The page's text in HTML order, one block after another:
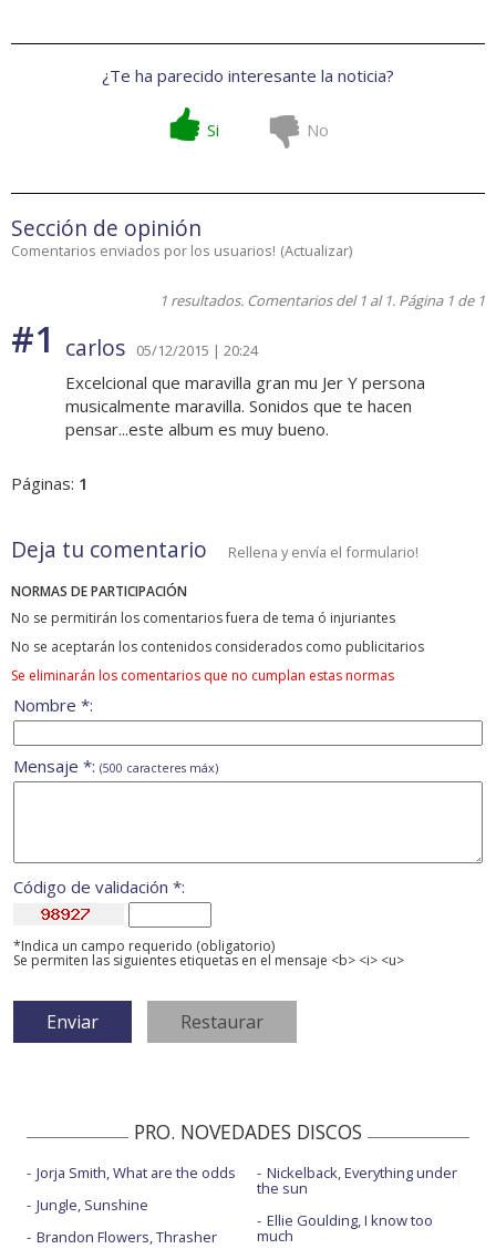
¿Te ha parecido interesante la noticia?
Si No
Sección de opinión
Comentarios enviados por los usuarios! (Actualizar)
1 resultados. Comentarios del 1 al 1. Página 1 de 1
#1 carlos 05/12/2015 | 20:24
Excelcional que maravilla gran mu Jer Y persona
musicalmente maravilla. Sonidos que te hacen
pensar...este album es muy bueno.
Páginas: 1
Deja tu comentario Rellena y envía el formulario!
NORMAS DE PARTICIPACIÓN
No se permitirán los comentarios fuera de tema ó injuriantes
No se aceptarán los contenidos considerados como publicitarios
Se eliminarán los comentarios que no cumplan estas normas
Nombre *:
Mensaje *: (500 caracteres máx)
Código de validación *:
*Indica un campo requerido (obligatorio)
Se permiten las siguientes etiquetas en el mensaje <b> <i> <u>
PRO. NOVEDADES DISCOS
Jorja Smith, What are the odds
Jungle, Sunshine
Brandon Flowers, Thrasher
Nickelback, Everything under
the sun
Ellie Goulding, I know too
much